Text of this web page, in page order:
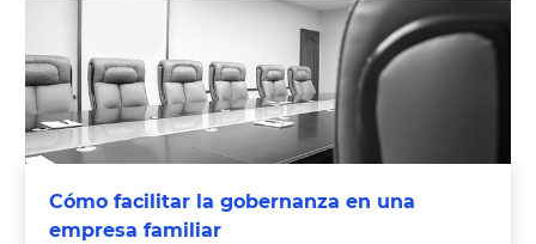
Cómo facilitar la gobernanza en una
empresa familiar